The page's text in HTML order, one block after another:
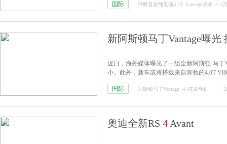
国际
拜腾首款纯电动SUV Concept亮相 4 5
新阿斯顿马丁Vantage曝光
近日，海外媒体曝光了一组全新阿斯顿·马
小。此外，新车或将搭载来自奔驰的4.0T
国际 阿斯顿马丁Vantage 4 0T发动机
奥迪全新RS 4 Avant